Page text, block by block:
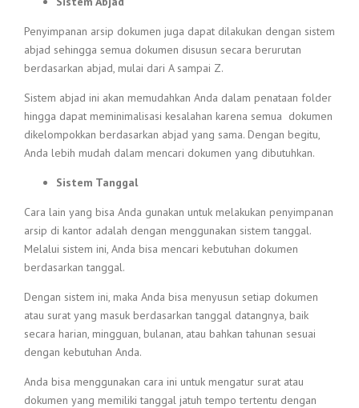
Penyimpanan arsip dokumen juga dapat dilakukan dengan sistem
abjad sehingga semua dokumen disusun secara berurutan
berdasarkan abjad, mulai dari A sampai Z.
Sistem abjad ini akan memudahkan Anda dalam penataan folder
hingga dapat meminimalisasi kesalahan karena semua dokumen
dikelompokkan berdasarkan abjad yang sama. Dengan begitu,
Anda lebih mudah dalam mencari dokumen yang dibutuhkan.
Sistem Tanggal
Cara lain yang bisa Anda gunakan untuk melakukan penyimpanan
arsip di kantor adalah dengan menggunakan sistem tanggal.
Melalui sistem ini, Anda bisa mencari kebutuhan dokumen
berdasarkan tanggal.
Dengan sistem ini, maka Anda bisa menyusun setiap dokumen
atau surat yang masuk berdasarkan tanggal datangnya, baik
secara harian, mingguan, bulanan, atau bahkan tahunan sesuai
dengan kebutuhan Anda.
Anda bisa menggunakan cara ini untuk mengatur surat atau
dokumen yang memiliki tanggal jatuh tempo tertentu dengan